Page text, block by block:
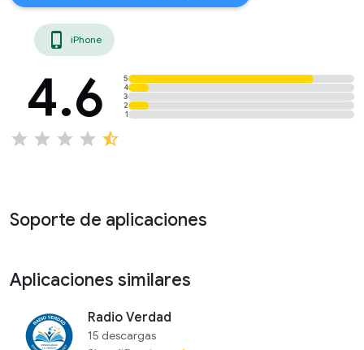
phone_iphone iPhone
4.6
star star star star star_half
5
4
3
2
1
Soporte de aplicaciones
Aplicaciones similares
Radio Verdad
15 descargas